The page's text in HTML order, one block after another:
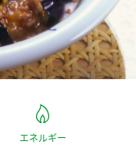
鍋用調味料
たれ
中華エネルギー